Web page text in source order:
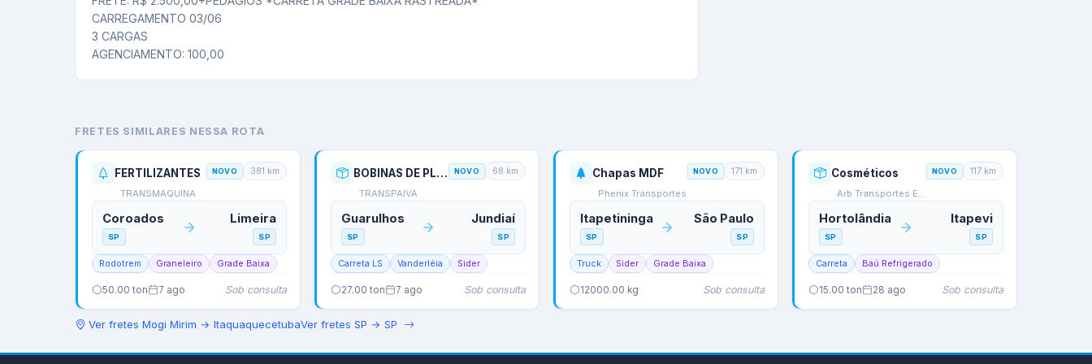
CARREGAMENTO 03/06
3 CARGAS
AGENCIAMENTO: 100,00
FRETES SIMILARES NESSA ROTA
FERTILIZANTES
TRANSMAQUINA
NOVO 381 km
Coroados
SP
Limeira
SP
Rodotrem Graneleiro Grade Baixa
50.00 ton 7 ago Sob consulta
BOBINAS DE PLASTICO
TRANSPAIVA
NOVO 68 km
Guarulhos
SP
Jundiaí
SP
Carreta LS Vanderléia Sider
27.00 ton 7 ago Sob consulta
Chapas MDF
Phenix Transportes
NOVO 171 km
Itapetininga
SP
São Paulo
SP
Truck Sider Grade Baixa
12000.00 kg Sob consulta
Cosméticos
Arb Transportes E Logi…
NOVO 117 km
Hortolândia
SP
Itapevi
SP
Carreta Baú Refrigerado
15.00 ton 28 ago Sob consulta
Ver fretes Mogi Mirim → ItaquaquecetubaVer fretes SP → SP